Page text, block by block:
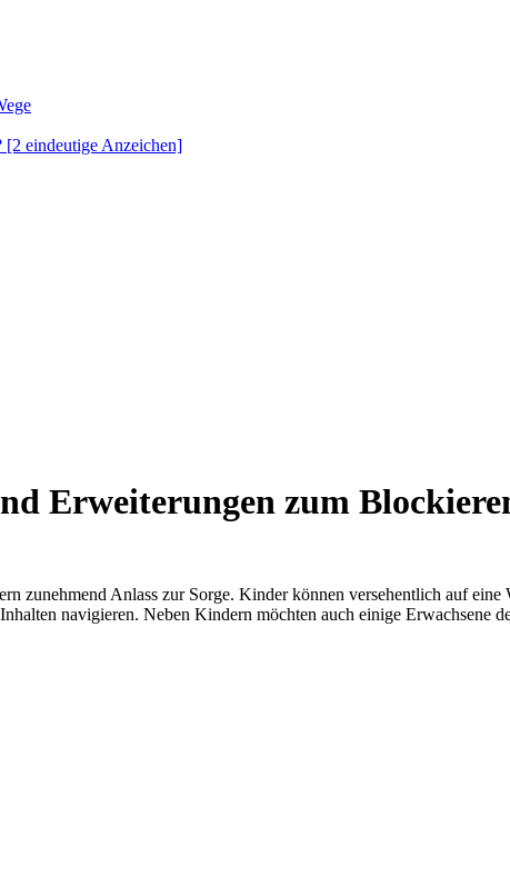
[2 eindeutige Anzeichen]
Erweiterungen zum
zunehmend Anlass zur Sorge. Kinder können versehentlich auf
navigieren. Neben Kindern möchten auch einige Erwachsene